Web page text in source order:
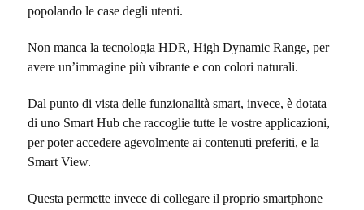
popolando le case degli utenti.
Non manca la tecnologia HDR, High Dynamic Range, per
avere un’immagine più vibrante e con colori naturali.
Dal punto di vista delle funzionalità smart, invece, è dotata
di uno Smart Hub che raccoglie tutte le vostre applicazioni,
per poter accedere agevolmente ai contenuti preferiti, e la
Smart View.
Questa permette invece di collegare il proprio smartphone